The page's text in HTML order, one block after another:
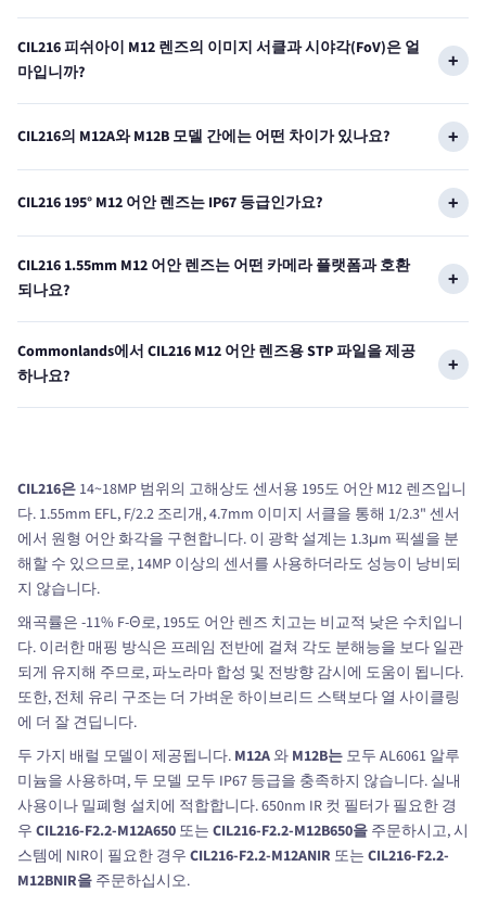
CIL216 피쉬아이 M12 렌즈의 이미지 서클과 시야각(FoV)은 얼
마입니까?
CIL216의 M12A와 M12B 모델 간에는 어떤 차이가 있나요?
CIL216 195° M12 어안 렌즈는 IP67 등급인가요?
CIL216 1.55mm M12 어안 렌즈는 어떤 카메라 플랫폼과 호환
되나요?
Commonlands에서 CIL216 M12 어안 렌즈용 STP 파일을 제공
하나요?
CIL216은 14~18MP 범위의 고해상도 센서용 195도 어안 M12 렌즈입니
다. 1.55mm EFL, F/2.2 조리개, 4.7mm 이미지 서클을 통해 1/2.3" 센서
에서 원형 어안 화각을 구현합니다. 이 광학 설계는 1.3μm 픽셀을 분
해할 수 있으므로, 14MP 이상의 센서를 사용하더라도 성능이 낭비되
지 않습니다.
왜곡률은 -11% F-Θ로, 195도 어안 렌즈 치고는 비교적 낮은 수치입니
다. 이러한 매핑 방식은 프레임 전반에 걸쳐 각도 분해능을 보다 일관
되게 유지해 주므로, 파노라마 합성 및 전방향 감시에 도움이 됩니다.
또한, 전체 유리 구조는 더 가벼운 하이브리드 스택보다 열 사이클링
에 더 잘 견딥니다.
두 가지 배럴 모델이 제공됩니다. M12A 와 M12B는 모두 AL6061 알루
미늄을 사용하며, 두 모델 모두 IP67 등급을 충족하지 않습니다. 실내
사용이나 밀폐형 설치에 적합합니다. 650nm IR 컷 필터가 필요한 경
우 CIL216-F2.2-M12A650 또는 CIL216-F2.2-M12B650을 주문하시고, 시
스템에 NIR이 필요한 경우 CIL216-F2.2-M12ANIR 또는 CIL216-F2.2-
M12BNIR을 주문하십시오.